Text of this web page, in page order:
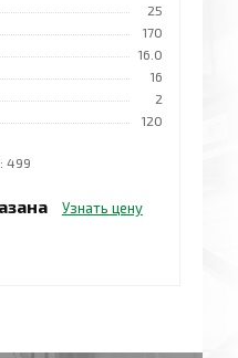
25
170
16.0
16
2
120
499
Узнать цену